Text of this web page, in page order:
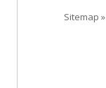
Sitemap »